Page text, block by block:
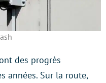
des progrès
années. Sur la route,